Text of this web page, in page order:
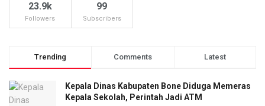
23.9k
Followers
99
Subscribers
Trending Comments Latest
Kepala Dinas Kabupaten Bone Diduga Memeras
Kepala Sekolah, Perintah Jadi ATM